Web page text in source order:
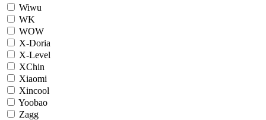
Wiwu
WK
WOW
X-Doria
X-Level
XChin
Xiaomi
Xincool
Yoobao
Zagg